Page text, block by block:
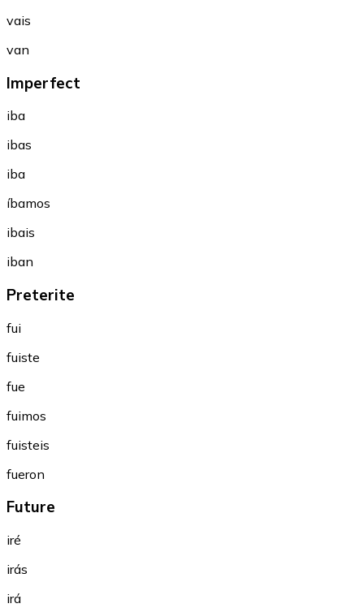
vais
van
Imperfect
iba
ibas
iba
íbamos
ibais
iban
Preterite
fui
fuiste
fue
fuimos
fuisteis
fueron
Future
iré
irás
irá